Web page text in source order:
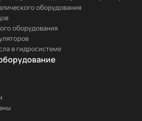
оборудования
оборудования
в гидросистеме